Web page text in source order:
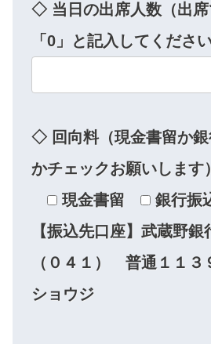
◇ 当日の出席人数（出席
「0」と記入してください
◇ 回向料（現金書留か銀
かチェックお願いします）
現金書留
銀行振
【振込先口座】武蔵野
（０４１） 普通１１
ショウジ